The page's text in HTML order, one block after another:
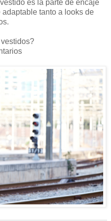
es la parte de encaje
tanto a looks de